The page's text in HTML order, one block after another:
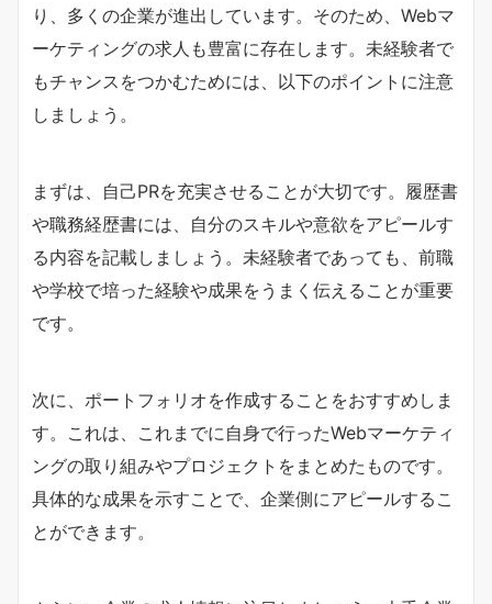
り、多くの企業が進出しています。そのため、Webマ
ーケティングの求人も豊富に存在します。未経験者で
もチャンスをつかむためには、以下のポイントに注意
しましょう。
まずは、自己PRを充実させることが大切です。履歴書
や職務経歴書には、自分のスキルや意欲をアピールす
る内容を記載しましょう。未経験者であっても、前職
や学校で培った経験や成果をうまく伝えることが重要
です。
次に、ポートフォリオを作成することをおすすめしま
す。これは、これまでに自身で行ったWebマーケティ
ングの取り組みやプロジェクトをまとめたものです。
具体的な成果を示すことで、企業側にアピールするこ
とができます。